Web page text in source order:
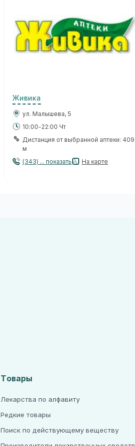
Живика
ул. Малышева, 5
10:00-22:00 Чт
Дистанция от выбранной аптеки: 409
м
(343) ... показать
На карте
Товары
Лекарства по алфавиту
Редкие товары
Поиск по действующему веществу